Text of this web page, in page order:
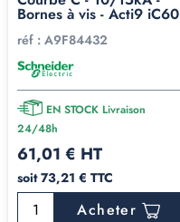
Bornes à vis - Acti9 iC60
réf : A9F84432
EN STOCK Livraison
24/48h
61,01 € HT
soit 73,21 € TTC
Acheter